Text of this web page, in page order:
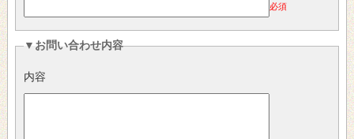
必須
▼お問い合わせ内容
内容